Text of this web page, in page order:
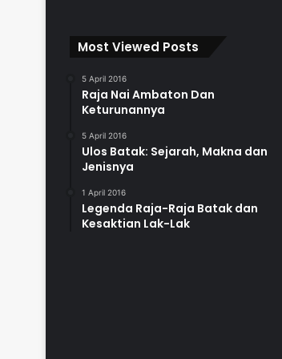
Most Viewed Posts
5 April 2016
Raja Nai Ambaton Dan
Keturunannya
5 April 2016
Ulos Batak: Sejarah, Makna dan
Jenisnya
1 April 2016
Legenda Raja-Raja Batak dan
Kesaktian Lak-Lak